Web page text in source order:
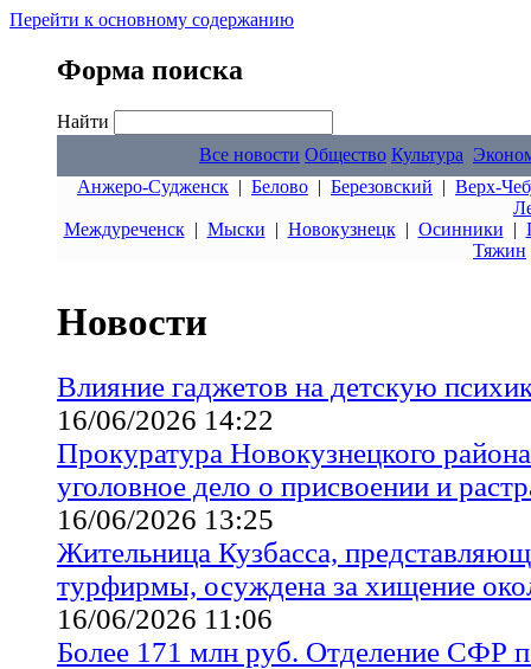
Перейти к основному содержанию
Форма поиска
Найти
Все новости Общество Культура
Анжеро-Судженск | Белово | Березовский | Верх-
Междуреченск| Мыски | Новокузнецк| Осинники |
Тяжин
Новости
Влияние гаджетов на детскую
16/06/2026 14:22
Прокуратура Новокузнецкого
уголовное дело о присвоении и
16/06/2026 13:25
Жительница Кузбасса,
турфирмы, осуждена за хищение
16/06/2026 11:06
Более 171 млн руб. Отделение СФР